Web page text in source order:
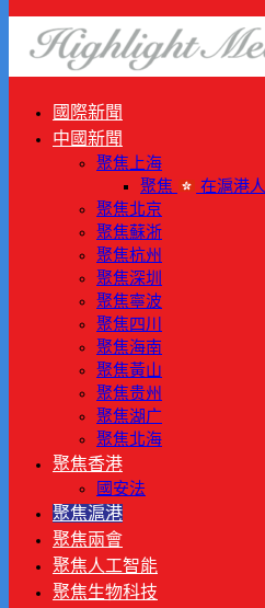
國際新聞
中國新聞
聚焦上海
聚焦
在滬港人
聚焦北京
聚焦蘇浙
聚焦杭州
聚焦深圳
聚焦寧波
聚焦四川
聚焦海南
聚焦黃山
聚焦贵州
聚焦湖广
聚焦北海
聚焦香港
國安法
聚焦滬港
聚焦兩會
聚焦人工智能
聚焦生物科技